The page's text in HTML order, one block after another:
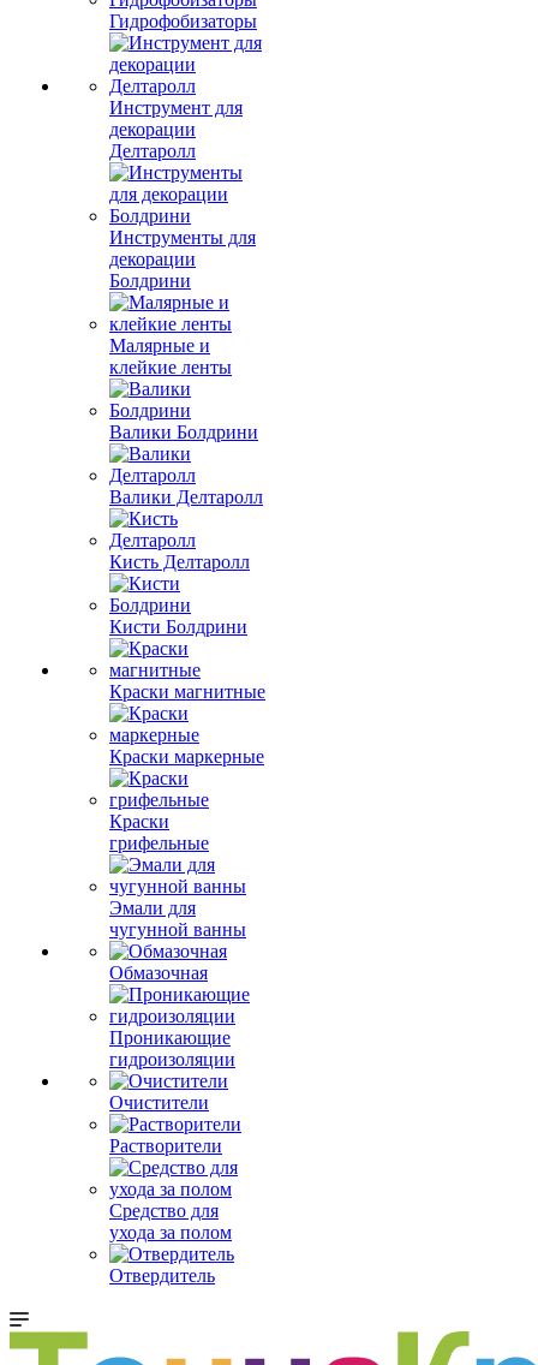
Гидрофобизаторы
Инструмент для
декорации
Делтаролл
Инструменты для
декорации
Болдрини
Малярные и
клейкие ленты
Валики Болдрини
Валики Делтаролл
Кисть Делтаролл
Кисти Болдрини
Краски магнитные
Краски маркерные
Краски
грифельные
Эмали для
чугунной ванны
Обмазочная
Проникающие
гидроизоляции
Очистители
Растворители
Средство для
ухода за полом
Отвердитель